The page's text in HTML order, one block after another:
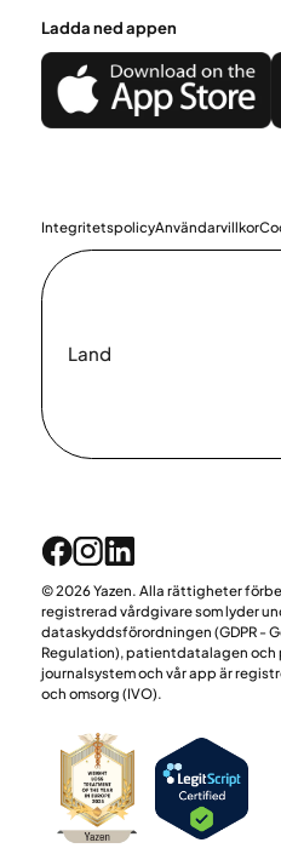
Ladda ned appen
IntegritetspolicyAnvändarvillkor
Land
© 2026 Yazen. Alla rättigheter
registrerad vårdgivare som lyder
dataskyddsförordningen (GDPR -
Regulation), patientdatalagen
journalsystem och vår app är
och omsorg (IVO).